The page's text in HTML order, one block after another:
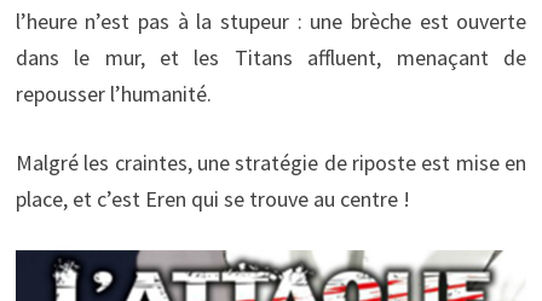
l’heure n’est pas à la stupeur : une brèche est ouverte
dans le mur, et les Titans affluent, menaçant de
repousser l’humanité.
Malgré les craintes, une stratégie de riposte est mise en
place, et c’est Eren qui se trouve au centre !